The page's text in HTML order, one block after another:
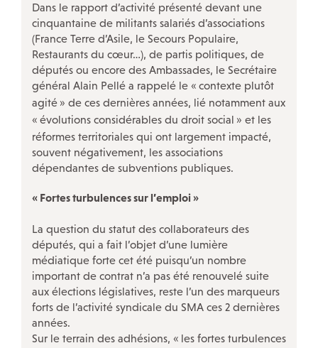
Outils militants
LA CFDT À PARIS
LE 7/9 : Un lieu d’accueil CFDT au service des salariés
Nos autres accueils à Paris
Nos instances
Notre histoire
Guide de vos droits après l’entretien préalable
NOS ACTIONS SPÉCIFIQUES
Violences sexuelles et sexistes au travail
Avec les salariés des TPE!
Dans le rapport d’activité présenté devant une
cinquantaine de militants salariés d’associations
(France Terre d’Asile, le Secours Populaire,
Restaurants du cœur…), de partis politiques, de
députés ou encore des Ambassades, le Secrétaire
général Alain Pellé a rappelé le « contexte plutôt
agité » de ces dernières années, lié notamment aux
« évolutions considérables du droit social » et les
réformes territoriales qui ont largement impacté,
souvent négativement, les associations
dépendantes de subventions publiques.
« Fortes turbulences sur l’emploi »
La question du statut des collaborateurs des
députés, qui a fait l’objet d’une lumière
médiatique forte cet été puisqu’un nombre
important de contrat n’a pas été renouvelé suite
aux élections législatives, reste l’un des marqueurs
forts de l’activité syndicale du SMA ces 2 dernières
années.
Sur le terrain des adhésions, « les fortes turbulences